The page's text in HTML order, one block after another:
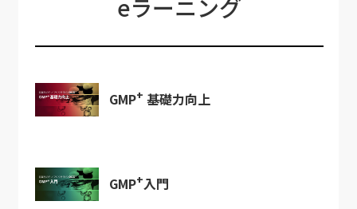
eラーニング
GMP+ 基礎力向上
GMP+入門